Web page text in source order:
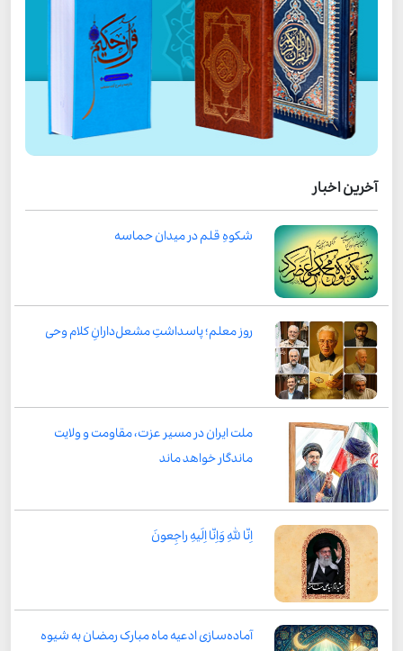
آخرین اخبار
شکوهِ قلم در میدان حماسه
روز معلم؛ پاسداشتِ مشعل‌دارانِ کلام وحی
ملت ایران در مسیر عزت، مقاومت و ولایت
ماندگار خواهد ماند
اِنّا لِلّٰهِ وَاِنّا اِلَیهِ راجِعونَ
آماده‌سازی ادعیه ماه مبارک رمضان به شیوه